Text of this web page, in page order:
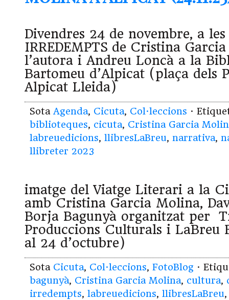
Divendres 24 de novembre, a
IRREDEMPTS de Cristina
l’autora i Andreu Loncà a la
Bartomeu d’Alpicat (plaça dels
Alpicat Lleida)
Sota Agenda, Cicuta, Col·leccions ·
biblioteques, cicuta, Cristina Garcia
labreuedicions, llibresLaBreu, narrativa,
llibreter 2023
imatge del Viatge Literari a la
amb Cristina Garcia Molina,
Borja Bagunyà organitzat per
Produccions Culturals i LaBreu
al 24 d’octubre)
Sota Cicuta, Col·leccions, FotoBlog ·
bagunyà, Cristina Garcia Molina, cultura,
irredempts, labreuedicions, llibresLaBreu